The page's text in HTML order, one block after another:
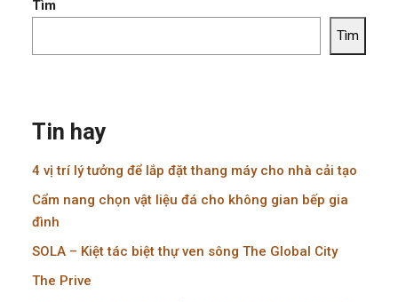
Tìm
Tìm
Tin hay
4 vị trí lý tưởng để lắp đặt thang máy cho nhà cải tạo
Cẩm nang chọn vật liệu đá cho không gian bếp gia
đình
SOLA – Kiệt tác biệt thự ven sông The Global City
The Prive